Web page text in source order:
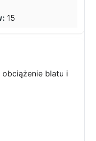
15
obciążenie blatu i